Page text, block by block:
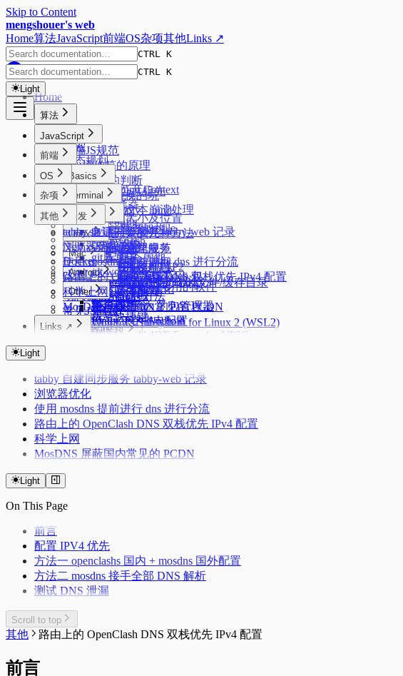
Skip to Content
mengshouer's web
Home算法JavaScript前端OS杂项其他Links ↗
CTRL K
Light
CTRL K
Home
算法
排序
搜索
动态规划
树
二叉树最近公共祖先
JavaScript
前端JS规范
new操作符的原理
数据类型的判断
JSON来回转换的坑
实现 call、apply、bind
标签函数
Promise
Console 的使用
Web Worker
一种简洁的添加入参的方法
动态执行的几种方法
常见JS问题
常见代码片段
Lazyman
debounce&throttle（防抖与节流）
Deduplication
Flatarray
Getsum
反转链表
前端
Basics
Formatting Context
css选择器
元素的大小及位置
隐藏元素的几种方法
水平垂直居中
页面的生命周期
关于 1px 问题
Flex
Code
页面大文本崩溃处理
React
React 新老架构
Fiber 架构
React 生命周期
React的严格模式
React的性能优化
Misc
前端模块化规范
DevTools
性能优化
node 版本管理
客户端指纹
Network
HTTP1.1 & HTTP2
HTTP缓存
浏览器跨域
OS
Terminal
Starship
zsh config
zimfw
oh my zsh
Windows
PowerShell profile
oh-my-posh
磁盘管理
Autostartup
系统/常用软件的临时文件/缓存目录
Extensions
Ventoy
Windows Subsystem for Linux 2 (WSL2)
Windows 11 IOT Enterprise LTSC
Package Manager
Linux
Alpine 管理服务
sysctl.conf
dpkg 安装 zst 的 deb 包
中文字体配置
简单使用 nix 的包管理器
Linux 下的 Android
Dropbear
Mac
Mac 新环境配置
Android
记录一些刷机常用的软件
安卓优化
拨号快捷键
Adb
Other
IPv6 设置
PVE CPU 省电配置
杂项
开发
uv
conda
git 配置
git workflow
acme.sh 证书管理
Nginx 反向代理
Docker
cURL
其他
tabby 自建同步服务 tabby-web 记录
浏览器优化
使用 mosdns 提前进行 dns 进行分流
路由上的 OpenClash DNS 双栈优先 IPv4 配置
科学上网
MosDNS 屏蔽国内常见的 PCDN
Links ↗
Markdown Editor
Regex Tester
Light
tabby 自建同步服务 tabby-web 记录
浏览器优化
使用 mosdns 提前进行 dns 进行分流
路由上的 OpenClash DNS 双栈优先 IPv4 配置
科学上网
MosDNS 屏蔽国内常见的 PCDN
Light
On This Page
前言
配置 IPV4 优先
方法一 openclashs 国内 + mosdns 国外配置
方法二 mosdns 接手全部 DNS 解析
测试 DNS 泄漏
Scroll to top
其他 路由上的 OpenClash DNS 双栈优先 IPv4 配置
前言